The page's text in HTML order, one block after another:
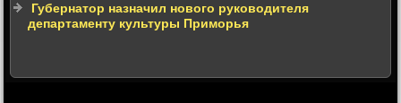
Губернатор назначил нового руководителя
департаменту культуры Приморья